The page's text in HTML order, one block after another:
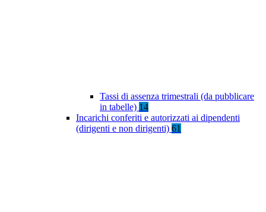
Tassi di assenza trimestrali (da pubblicare
in tabelle) 14
Incarichi conferiti e autorizzati ai dipendenti
(dirigenti e non dirigenti) 61